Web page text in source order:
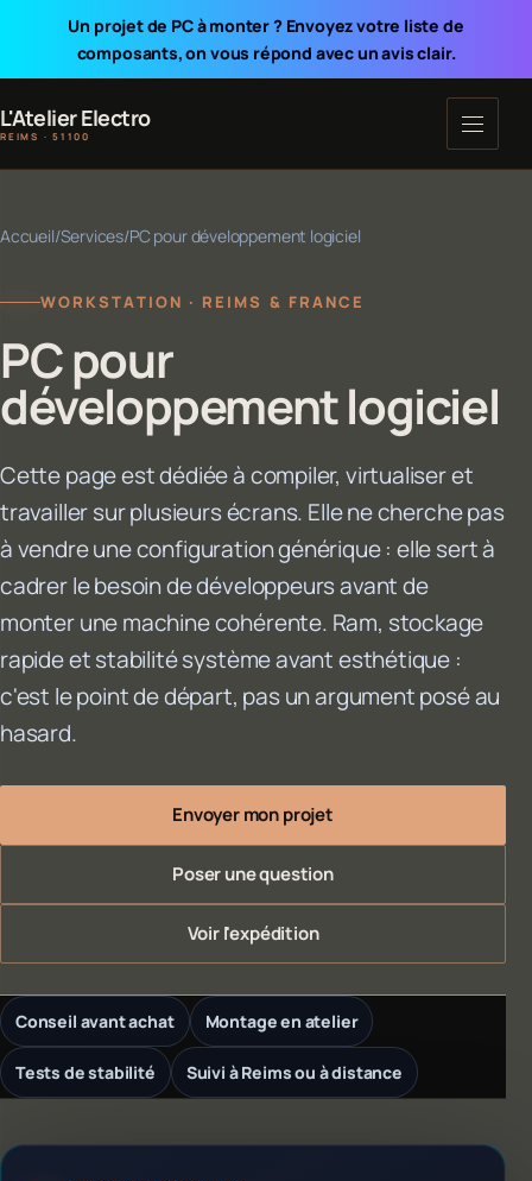
Un projet de PC à monter ? Envoyez votre liste de
composants, on vous répond avec un avis clair.
L'Atelier Electro
REIMS · 51100
Accueil/Services/PC pour développement logiciel
WORKSTATION · REIMS & FRANCE
PC pour
développement logiciel
Cette page est dédiée à compiler, virtualiser et
travailler sur plusieurs écrans. Elle ne cherche pas
à vendre une configuration générique : elle sert à
cadrer le besoin de développeurs avant de
monter une machine cohérente. Ram, stockage
rapide et stabilité système avant esthétique :
c'est le point de départ, pas un argument posé au
hasard.
Envoyer mon projet
Poser une question
Voir l'expédition
Conseil avant achat Montage en atelier
Tests de stabilité Suivi à Reims ou à distance